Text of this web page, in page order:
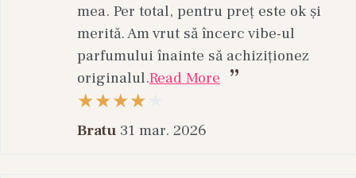
mea. Per total, pentru preț este ok și
merită. Am vrut să încerc vibe-ul
parfumului înainte să achiziționez
originalul.Read More
Bratu 31 mar. 2026